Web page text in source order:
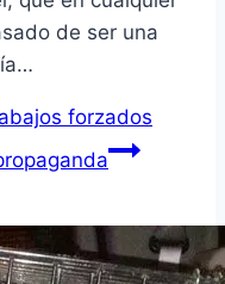
de ser una
forzados